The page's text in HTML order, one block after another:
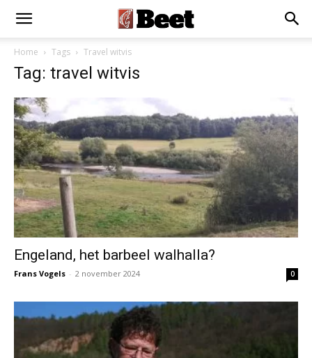
Home Tags Travel witvis
Tag: travel witvis
Engeland, het barbeel walhalla?
Frans Vogels - 2 november 2024 0
Installeren